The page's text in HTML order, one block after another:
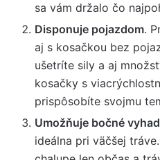
sa vám držalo čo
Disponuje pojazdom.
aj s kosačkou bez
ušetríte sily a aj
kosačky s
prispôsobíte svojmu
Umožňuje bočné
ideálna pri väčšej